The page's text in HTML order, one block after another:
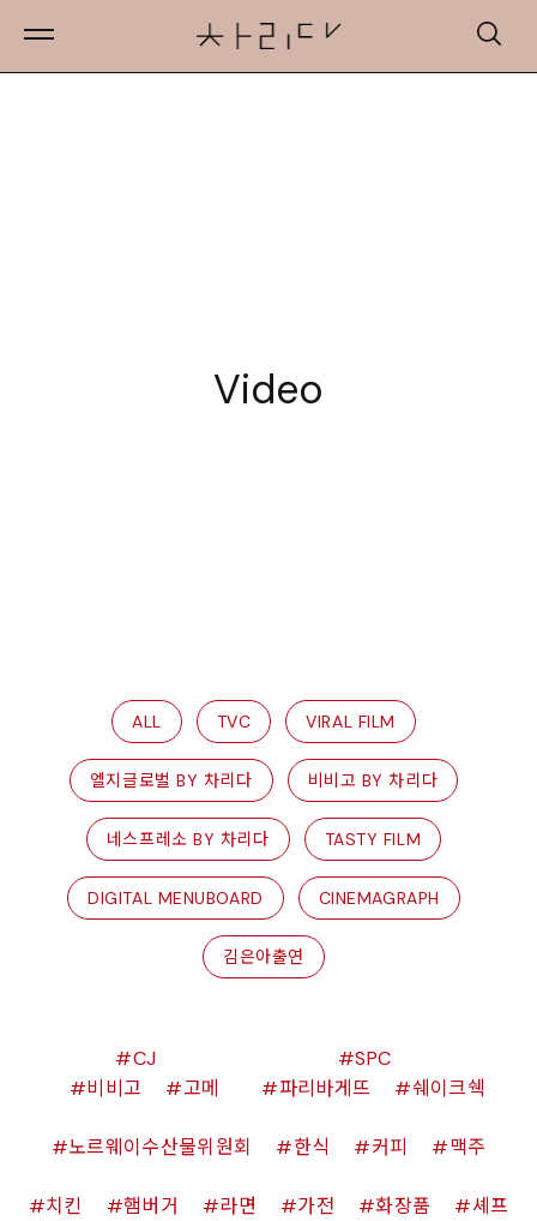
ALL TVC VIRAL FILM
엘지글로벌 BY 차리다 비비고 BY 차리다
네스프레소 BY 차리다 TASTY FILM
DIGITAL MENUBOARD CINEMAGRAPH
김은아출연
CJ
비비고
고메
SPC
파리바게뜨
쉐이크쉑
노르웨이수산물위원회 한식 커피 맥주
치킨 햄버거 라면 가전 화장품 셰프